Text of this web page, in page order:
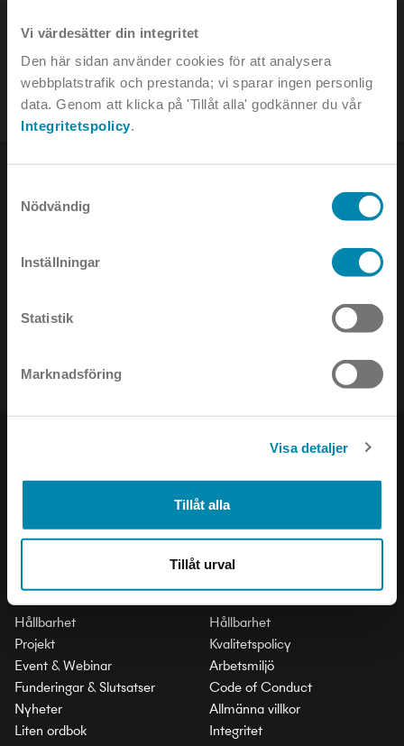
Vi värdesätter din integritet
Den här sidan använder cookies för att analysera
webbplatstrafik och prestanda; vi sparar ingen personlig
data. Genom att klicka på 'Tillåt alla' godkänner du vår
Integritetspolicy.
Nödvändig
Inställningar
Statistik
Marknadsföring
Visa detaljer
Tillåt alla
Tillåt urval
e-mail:info@annell.se
tel:08-442 90 00
Stad och Trafik
Hållbarhet
Projekt
Event & Webinar
Funderingar & Slutsatser
Nyheter
Liten ordbok
Facebook
Instagram
Hållbarhet
Kvalitetspolicy
Arbetsmiljö
Code of Conduct
Allmänna villkor
Integritet